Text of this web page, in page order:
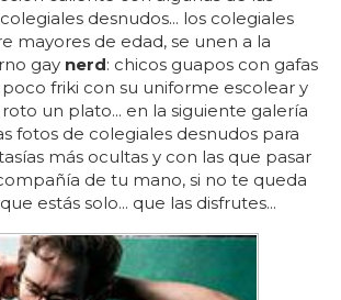
desnudos... los colegiales
mayores de edad, se unen a la
gay nerd: chicos guapos con gafas
friki con su uniforme escolear y
un plato... en la siguiente galería
fotos de colegiales desnudos para
más ocultas y con las que pasar
de tu mano, si no te queda
estás solo... que las disfrutes...